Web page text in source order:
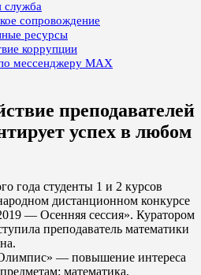
служба
сопровождение
ресурсы
коррупции
мессенджеру MAX
преподавателей
успех в любом
года студенты 1 и 2 курсов
дистанционном конкурсе
— Осенняя сессия». Куратором
преподаватель математики
— повышение интереса
математика,